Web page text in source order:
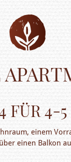
FÜR 4-
einem
einen Balkon